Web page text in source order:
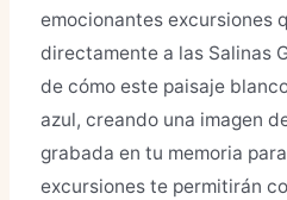
emocionantes excursiones
directamente a las Salinas
de cómo este paisaje
azul, creando una imagen
grabada en tu memoria
excursiones te permitirán